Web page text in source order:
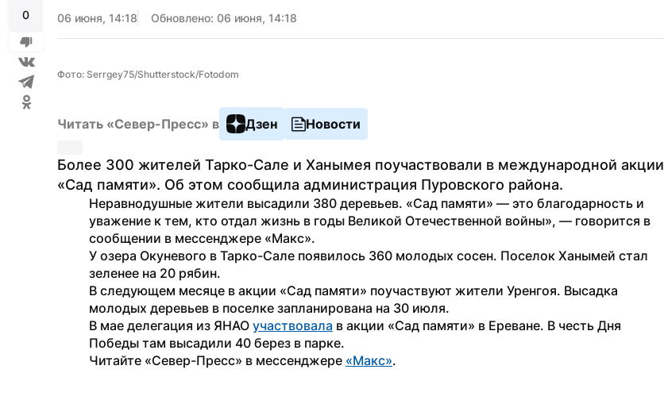
0 06 июня, 14:18 Обновлено: 06 июня, 14:18
Фото: Serrgey75/Shutterstock/Fotodom
Читать «Север-Пресс» в Дзен Новости
Более 300 жителей Тарко-Сале и Ханымея поучаствовали в международной акции
«Сад памяти». Об этом сообщила администрация Пуровского района.
Неравнодушные жители высадили 380 деревьев. «Сад памяти» — это благодарность и
уважение к тем, кто отдал жизнь в годы Великой Отечественной войны», — говорится в
сообщении в мессенджере «Макс».
У озера Окуневого в Тарко-Сале появилось 360 молодых сосен. Поселок Ханымей стал
зеленее на 20 рябин.
В следующем месяце в акции «Сад памяти» поучаствуют жители Уренгоя. Высадка
молодых деревьев в поселке запланирована на 30 июля.
В мае делегация из ЯНАО участвовала в акции «Сад памяти» в Ереване. В честь Дня
Победы там высадили 40 берез в парке.
Читайте «Север-Пресс» в мессенджере «Макс».